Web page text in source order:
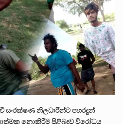
ගොවියන්ගේ ප්‍රශ්න, ධීවරයන්ගේ ප්‍රශ්න, සෞඛය ප්‍රශ්න, වැටු ප්‍ර්ශ්න, රැකියා විරහිත ප්‍රශ්න මේ සියලු ප්‍රශ්නවලට තනි…
සංරක්ෂණ නිලධාරීන්ට පහරදුන්
නොකිරීම පිළිබඳව විරෝධය